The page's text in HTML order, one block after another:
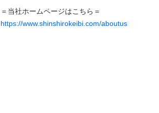
https://www.shinshirokeibi.com/aboutus